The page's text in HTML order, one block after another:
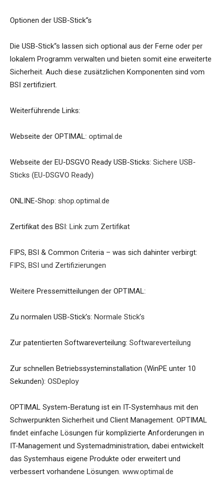
Optionen der USB-Stick“s
Die USB-Stick“s lassen sich optional aus der Ferne oder per
lokalem Programm verwalten und bieten somit eine erweiterte
Sicherheit. Auch diese zusätzlichen Komponenten sind vom
BSI zertifiziert.
Weiterführende Links:
Webseite der OPTIMAL: optimal.de
Webseite der EU-DSGVO Ready USB-Sticks: Sichere USB-
Sticks (EU-DSGVO Ready)
ONLINE-Shop: shop.optimal.de
Zertifikat des BSI: Link zum Zertifikat
FIPS, BSI & Common Criteria – was sich dahinter verbirgt:
FIPS, BSI und Zertifizierungen
Weitere Pressemitteilungen der OPTIMAL:
Zu normalen USB-Stick’s: Normale Stick’s
Zur patentierten Softwareverteilung: Softwareverteilung
Zur schnellen Betriebssysteminstallation (WinPE unter 10
Sekunden): OSDeploy
OPTIMAL System-Beratung ist ein IT-Systemhaus mit den
Schwerpunkten Sicherheit und Client Management. OPTIMAL
findet einfache Lösungen für komplizierte Anforderungen in
IT-Management und Systemadministration, dabei entwickelt
das Systemhaus eigene Produkte oder erweitert und
verbessert vorhandene Lösungen. www.optimal.de